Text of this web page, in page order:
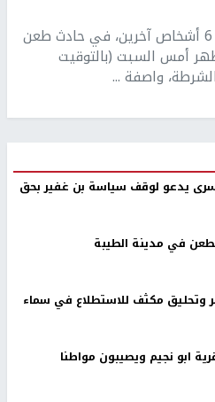
لقيت امرأة مصرعها وأصيب 6 أشخاص آخرين، في حادث طعن
أمس السبت (بالتوقيت
واصفة ...
يدعو لوقف سياسة بن غفير بحق
وتحليق مكثف للاستطلاع في سماء
ابو نجيم ويصيبون مواطنا